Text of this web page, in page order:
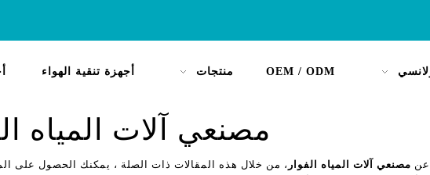
OEM / ODM منتجات أجهزة تنقية الهواء
مصنعي آلات المياه
عن مصنعي آلات المياه الفوار ، من خلال هذه المقالات ذات الصلة ، يمكنك الحصول على